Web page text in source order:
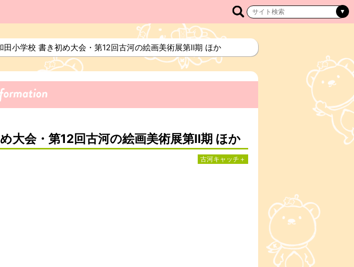
田小学校 書き初め大会・第12回古河の絵画美術展第Ⅱ期 ほか
大会・第12回古河の絵画美術展第Ⅱ期 ほか
古河キャッチ＋